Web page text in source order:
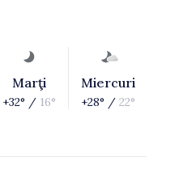
Marţi
+32° / 16°
Miercuri
+28° / 22°